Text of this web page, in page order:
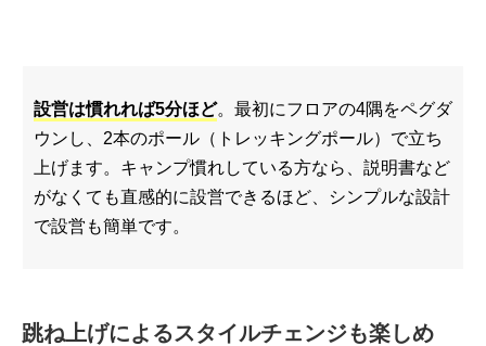
設営は慣れれば5分ほど。最初にフロアの4隅をペグダ
ウンし、2本のポール（トレッキングポール）で立ち
上げます。キャンプ慣れしている方なら、説明書など
がなくても直感的に設営できるほど、シンプルな設計
で設営も簡単です。
跳ね上げによるスタイルチェンジも楽しめ